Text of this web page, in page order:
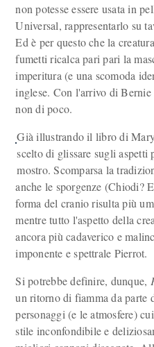
non potesse essere usata in
Universal, rappresentarlo su
Ed è per questo che la
fumetti ricalca pari pari la
imperitura (e una scomoda
inglese. Con l'arrivo di
non di poco.
Già illustrando il libro di
scelto di glissare sugli
mostro. Scomparsa la
anche le sporgenze (Chiodi?
forma del cranio risulta più
mentre tutto l'aspetto della
ancora più cadaverico e
imponente e spettrale Pierrot.
Si potrebbe definire, dunque,
un ritorno di fiamma da parte
personaggi (e le atmosfere)
stile inconfondibile e